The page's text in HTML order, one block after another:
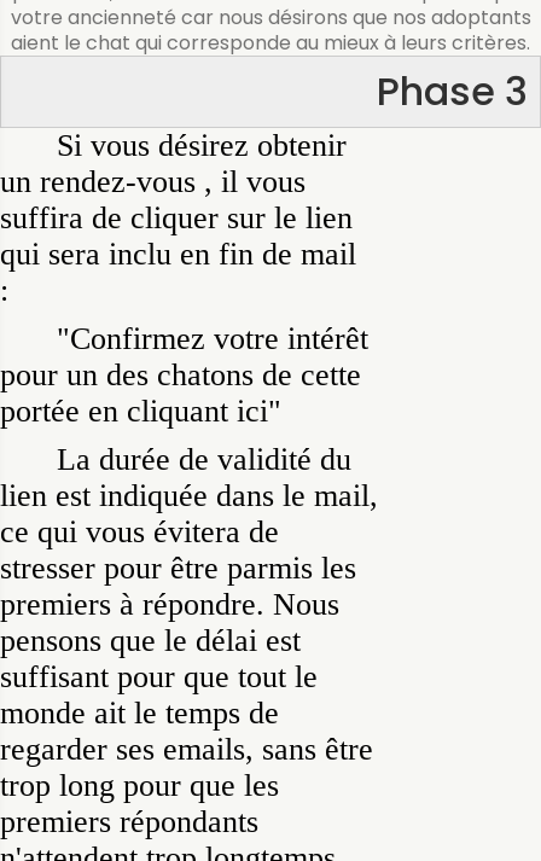
votre ancienneté car nous désirons que nos adoptants
aient le chat qui corresponde au mieux à leurs critères.
Phase 3
Si vous désirez obtenir
un rendez-vous , il vous
suffira de cliquer sur le lien
qui sera inclu en fin de mail
:
"Confirmez votre intérêt
pour un des chatons de cette
portée en cliquant ici"
La durée de validité du
lien est indiquée dans le mail,
ce qui vous évitera de
stresser pour être parmis les
premiers à répondre. Nous
pensons que le délai est
suffisant pour que tout le
monde ait le temps de
regarder ses emails, sans être
trop long pour que les
premiers répondants